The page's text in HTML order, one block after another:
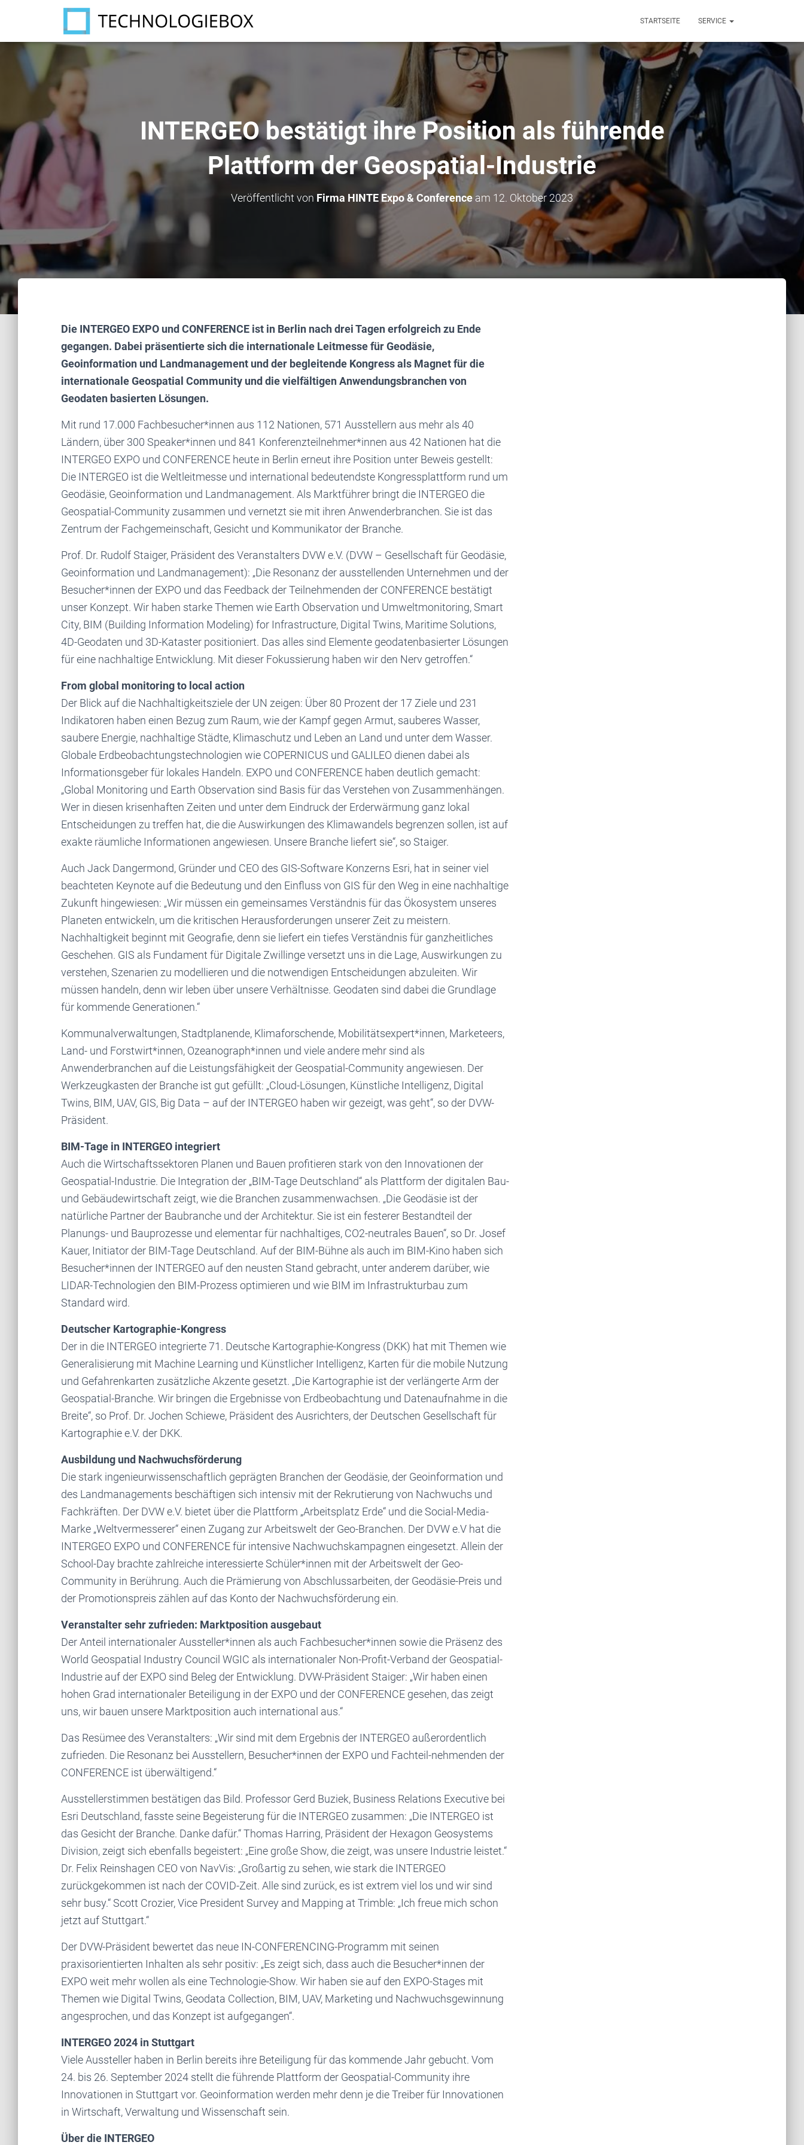
STARTSEITE SERVICE
INTERGEO bestätigt ihre Position als führende
Plattform der Geospatial-Industrie
Veröffentlicht von Firma HINTE Expo & Conferenceam 12. Oktober 2023
Die INTERGEO EXPO und CONFERENCE ist in Berlin nach drei Tagen erfolgreich zu Ende
gegangen. Dabei präsentierte sich die internationale Leitmesse für Geodäsie,
Geoinformation und Landmanagement und der begleitende Kongress als Magnet für die
internationale Geospatial Community und die vielfältigen Anwendungsbranchen von
Geodaten basierten Lösungen.
Mit rund 17.000 Fachbesucher*innen aus 112 Nationen, 571 Ausstellern aus mehr als 40
Ländern, über 300 Speaker*innen und 841 Konferenzteilnehmer*innen aus 42 Nationen hat die
INTERGEO EXPO und CONFERENCE heute in Berlin erneut ihre Position unter Beweis gestellt:
Die INTERGEO ist die Weltleitmesse und international bedeutendste Kongressplattform rund um
Geodäsie, Geoinformation und Landmanagement. Als Marktführer bringt die INTERGEO die
Geospatial-Community zusammen und vernetzt sie mit ihren Anwenderbranchen. Sie ist das
Zentrum der Fachgemeinschaft, Gesicht und Kommunikator der Branche.
Prof. Dr. Rudolf Staiger, Präsident des Veranstalters DVW e.V. (DVW – Gesellschaft für Geodäsie,
Geoinformation und Landmanagement): „Die Resonanz der ausstellenden Unternehmen und der
Besucher*innen der EXPO und das Feedback der Teilnehmenden der CONFERENCE bestätigt
unser Konzept. Wir haben starke Themen wie Earth Observation und Umweltmonitoring, Smart
City, BIM (Building Information Modeling) for Infrastructure, Digital Twins, Maritime Solutions,
4D-Geodaten und 3D-Kataster positioniert. Das alles sind Elemente geodatenbasierter Lösungen
für eine nachhaltige Entwicklung. Mit dieser Fokussierung haben wir den Nerv getroffen.“
From global monitoring to local action
Der Blick auf die Nachhaltigkeitsziele der UN zeigen: Über 80 Prozent der 17 Ziele und 231
Indikatoren haben einen Bezug zum Raum, wie der Kampf gegen Armut, sauberes Wasser,
saubere Energie, nachhaltige Städte, Klimaschutz und Leben an Land und unter dem Wasser.
Globale Erdbeobachtungstechnologien wie COPERNICUS und GALILEO dienen dabei als
Informationsgeber für lokales Handeln. EXPO und CONFERENCE haben deutlich gemacht:
„Global Monitoring und Earth Observation sind Basis für das Verstehen von Zusammenhängen.
Wer in diesen krisenhaften Zeiten und unter dem Eindruck der Erderwärmung ganz lokal
Entscheidungen zu treffen hat, die die Auswirkungen des Klimawandels begrenzen sollen, ist auf
exakte räumliche Informationen angewiesen. Unsere Branche liefert sie“, so Staiger.
Auch Jack Dangermond, Gründer und CEO des GIS-Software Konzerns Esri, hat in seiner viel
beachteten Keynote auf die Bedeutung und den Einfluss von GIS für den Weg in eine nachhaltige
Zukunft hingewiesen: „Wir müssen ein gemeinsames Verständnis für das Ökosystem unseres
Planeten entwickeln, um die kritischen Herausforderungen unserer Zeit zu meistern.
Nachhaltigkeit beginnt mit Geografie, denn sie liefert ein tiefes Verständnis für ganzheitliches
Geschehen. GIS als Fundament für Digitale Zwillinge versetzt uns in die Lage, Auswirkungen zu
verstehen, Szenarien zu modellieren und die notwendigen Entscheidungen abzuleiten. Wir
müssen handeln, denn wir leben über unsere Verhältnisse. Geodaten sind dabei die Grundlage
für kommende Generationen.“
Kommunalverwaltungen, Stadtplanende, Klimaforschende, Mobilitätsexpert*innen, Marketeers,
Land- und Forstwirt*innen, Ozeanograph*innen und viele andere mehr sind als
Anwenderbranchen auf die Leistungsfähigkeit der Geospatial-Community angewiesen. Der
Werkzeugkasten der Branche ist gut gefüllt: „Cloud-Lösungen, Künstliche Intelligenz, Digital
Twins, BIM, UAV, GIS, Big Data – auf der INTERGEO haben wir gezeigt, was geht“, so der DVW-
Präsident.
BIM-Tage in INTERGEO integriert
Auch die Wirtschaftssektoren Planen und Bauen profitieren stark von den Innovationen der
Geospatial-Industrie. Die Integration der „BIM-Tage Deutschland“ als Plattform der digitalen Bau-
und Gebäudewirtschaft zeigt, wie die Branchen zusammenwachsen. „Die Geodäsie ist der
natürliche Partner der Baubranche und der Architektur. Sie ist ein festerer Bestandteil der
Planungs- und Bauprozesse und elementar für nachhaltiges, CO2-neutrales Bauen“, so Dr. Josef
Kauer, Initiator der BIM-Tage Deutschland. Auf der BIM-Bühne als auch im BIM-Kino haben sich
Besucher*innen der INTERGEO auf den neusten Stand gebracht, unter anderem darüber, wie
LIDAR-Technologien den BIM-Prozess optimieren und wie BIM im Infrastrukturbau zum
Standard wird.
Deutscher Kartographie-Kongress
Der in die INTERGEO integrierte 71. Deutsche Kartographie-Kongress (DKK) hat mit Themen wie
Generalisierung mit Machine Learning und Künstlicher Intelligenz, Karten für die mobile Nutzung
und Gefahrenkarten zusätzliche Akzente gesetzt. „Die Kartographie ist der verlängerte Arm der
Geospatial-Branche. Wir bringen die Ergebnisse von Erdbeobachtung und Datenaufnahme in die
Breite“, so Prof. Dr. Jochen Schiewe, Präsident des Ausrichters, der Deutschen Gesellschaft für
Kartographie e.V. der DKK.
Ausbildung und Nachwuchsförderung
Die stark ingenieurwissenschaftlich geprägten Branchen der Geodäsie, der Geoinformation und
des Landmanagements beschäftigen sich intensiv mit der Rekrutierung von Nachwuchs und
Fachkräften. Der DVW e.V. bietet über die Plattform „Arbeitsplatz Erde“ und die Social-Media-
Marke „Weltvermesserer“ einen Zugang zur Arbeitswelt der Geo-Branchen. Der DVW e.V hat die
INTERGEO EXPO und CONFERENCE für intensive Nachwuchskampagnen eingesetzt. Allein der
School-Day brachte zahlreiche interessierte Schüler*innen mit der Arbeitswelt der Geo-
Community in Berührung. Auch die Prämierung von Abschlussarbeiten, der Geodäsie-Preis und
der Promotionspreis zählen auf das Konto der Nachwuchsförderung ein.
Veranstalter sehr zufrieden: Marktposition ausgebaut
Der Anteil internationaler Aussteller*innen als auch Fachbesucher*innen sowie die Präsenz des
World Geospatial Industry Council WGIC als internationaler Non-Profit-Verband der Geospatial-
Industrie auf der EXPO sind Beleg der Entwicklung. DVW-Präsident Staiger: „Wir haben einen
hohen Grad internationaler Beteiligung in der EXPO und der CONFERENCE gesehen, das zeigt
uns, wir bauen unsere Marktposition auch international aus.“
Das Resümee des Veranstalters: „Wir sind mit dem Ergebnis der INTERGEO außerordentlich
zufrieden. Die Resonanz bei Ausstellern, Besucher*innen der EXPO und Fachteil-nehmenden der
CONFERENCE ist überwältigend.“
Ausstellerstimmen bestätigen das Bild. Professor Gerd Buziek, Business Relations Executive bei
Esri Deutschland, fasste seine Begeisterung für die INTERGEO zusammen: „Die INTERGEO ist
das Gesicht der Branche. Danke dafür.“ Thomas Harring, Präsident der Hexagon Geosystems
Division, zeigt sich ebenfalls begeistert: „Eine große Show, die zeigt, was unsere Industrie leistet.“
Dr. Felix Reinshagen CEO von NavVis: „Großartig zu sehen, wie stark die INTERGEO
zurückgekommen ist nach der COVID-Zeit. Alle sind zurück, es ist extrem viel los und wir sind
sehr busy.“ Scott Crozier, Vice President Survey and Mapping at Trimble: „Ich freue mich schon
jetzt auf Stuttgart.“
Der DVW-Präsident bewertet das neue IN-CONFERENCING-Programm mit seinen
praxisorientierten Inhalten als sehr positiv: „Es zeigt sich, dass auch die Besucher*innen der
EXPO weit mehr wollen als eine Technologie-Show. Wir haben sie auf den EXPO-Stages mit
Themen wie Digital Twins, Geodata Collection, BIM, UAV, Marketing und Nachwuchsgewinnung
angesprochen, und das Konzept ist aufgegangen“.
INTERGEO 2024 in Stuttgart
Viele Aussteller haben in Berlin bereits ihre Beteiligung für das kommende Jahr gebucht. Vom
24. bis 26. September 2024 stellt die führende Plattform der Geospatial-Community ihre
Innovationen in Stuttgart vor. Geoinformation werden mehr denn je die Treiber für Innovationen
in Wirtschaft, Verwaltung und Wissenschaft sein.
Über die INTERGEO